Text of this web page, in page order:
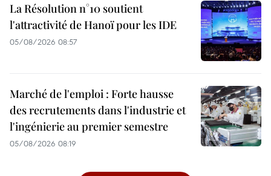
La Résolution n°10 soutient
l'attractivité de Hanoï pour les IDE
05/08/2026 08:57
Marché de l'emploi : Forte hausse
des recrutements dans l'industrie et
l'ingénierie au premier semestre
05/08/2026 08:19